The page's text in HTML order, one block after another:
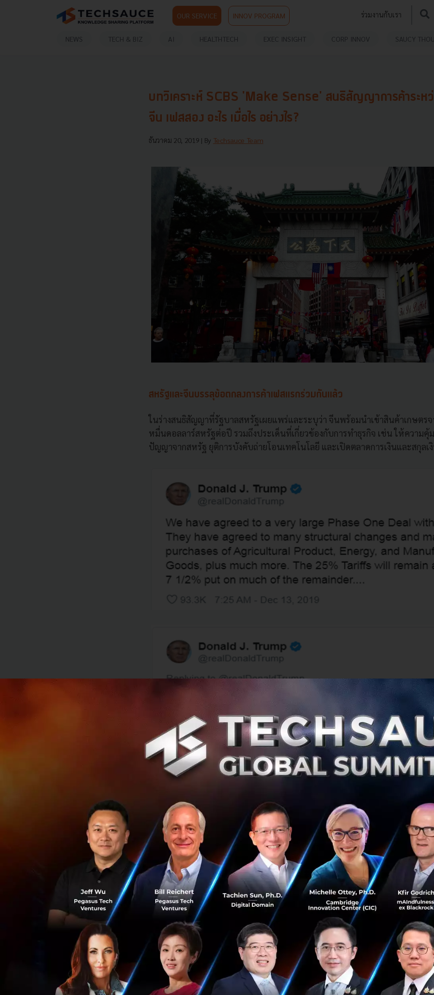
OUR SERVICE INNOV PROGRAM ร่วมงานกับเรา
NEWS TECH & BIZ AI HEALTHTECH EXEC INSIGHT CORP INNOV SAUCY
บทวิเคราะห์ SCBS 'Make Sense' สนธิสัญญาการค้าระหว่
จีน เฟสสอง อะไร เมื่อไร อย่างไร?
ธันวาคม 20, 2019 | By Techsauce Team
สหรัฐและจีนบรรลุข้อตกลงการค้าเฟสแรกร่วมกันแล้ว
ในร่างสนธิสัญญาที่รัฐบาลสหรัฐเผยแพร่และระบุว่า จีนพร้อมนำเข้าสินค้าเกษตร
หมื่นดอลลาร์สหรัฐต่อปี รวมถึงประเด็นที่เกี่ยวข้องกับการทำธุรกิจ เช่น ให้ความ
ปัญญาจากสหรัฐ ยุติการบังคับถ่ายโอนเทคโนโลยี และเปิดตลาดการเงินและสกุลเ
ขณะที่สหรัฐจะยกเลิกการเก็บภาษีสินค้านำเข้าจากจีนมูลค่า 1.6 แสนล้านดอลลาร์
ขึ้น 15% ในวันที่ 15 ธ.ค. พร้อมทั้งประกาศลดอัตราภาษีสินค้านำเข้าจากจีนมูลค่า
ดอลลาร์ ที่เคยเก็บในอัตรา 15% เหลือ 7.5% อย่างไรก็ตาม ข้อตกลงนี้ ยังต้องผ่า
หมายจากทั้ง 2 ประเทศก่อนที่จะมีการลงนามรับรองอย่างเป็นทางการ ซึ่งคาดว่าจ
ก่อนจะมีผลบังคับใช้ในเดือน ก.พ.
มูลค่าภาษีสินค้านำเข้าของสหรัฐจากจีน (หลังจากข้อตกลงการค้าเฟสแรก) เริ่
2020